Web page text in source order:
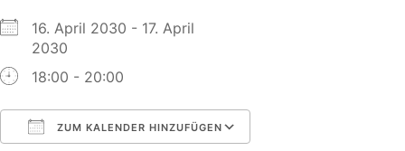
16. April 2030 - 17. April
2030
18:00 - 20:00
ZUM KALENDER HINZUFÜGEN